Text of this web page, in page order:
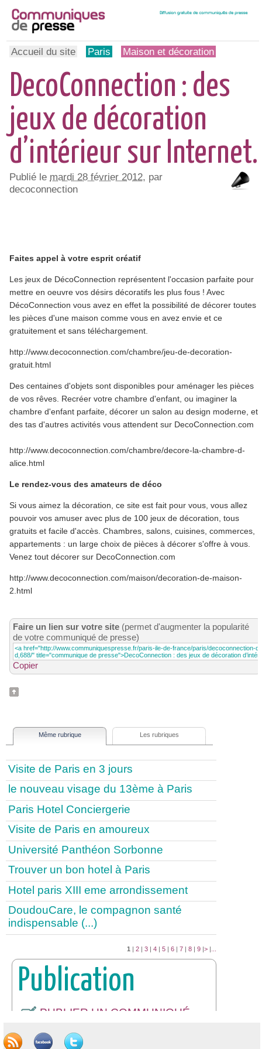
Accueil du site Paris Maison et décoration
DecoConnection : des
jeux de décoration
d’intérieur sur Internet.
Publié le mardi 28 février 2012, par
decoconnection
Faites appel à votre esprit créatif
Les jeux de DécoConnection représentent l'occasion parfaite pour
mettre en oeuvre vos désirs décoratifs les plus fous ! Avec
DécoConnection vous avez en effet la possibilité de décorer toutes
les pièces d'une maison comme vous en avez envie et ce
gratuitement et sans téléchargement.
http://www.decoconnection.com/chambre/jeu-de-decoration-
gratuit.html
Des centaines d'objets sont disponibles pour aménager les pièces
de vos rêves. Recréer votre chambre d'enfant, ou imaginer la
chambre d'enfant parfaite, décorer un salon au design moderne, et
des tas d'autres activités vous attendent sur DecoConnection.com
http://www.decoconnection.com/chambre/decore-la-chambre-d-
alice.html
Le rendez-vous des amateurs de déco
Si vous aimez la décoration, ce site est fait pour vous, vous allez
pouvoir vos amuser avec plus de 100 jeux de décoration, tous
gratuits et facile d'accès. Chambres, salons, cuisines, commerces,
appartements : un large choix de pièces à décorer s'offre à vous.
Venez tout décorer sur DecoConnection.com
http://www.decoconnection.com/maison/decoration-de-maison-
2.html
Faire un lien sur votre site (permet d'augmenter la popularité
de votre communiqué de presse)
Copier
Même rubrique Les rubriques
Visite de Paris en 3 jours
le nouveau visage du 13ème à Paris
Paris Hotel Conciergerie
Visite de Paris en amoureux
Université Panthéon Sorbonne
Trouver un bon hotel à Paris
Hotel paris XIII eme arrondissement
DoudouCare, le compagnon santé
indispensable (...)
1 |2 |3 |4 |5 |6 |7 |8 |9 |>
Publication
PUBLIER UN COMMUNIQUÉ